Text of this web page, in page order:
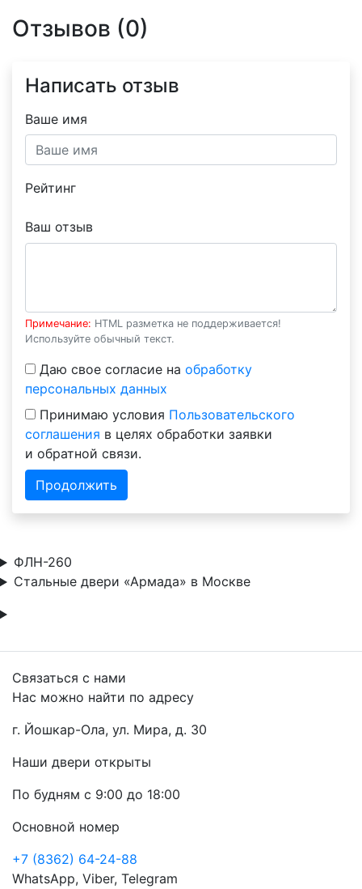
Отзывов (0)
Написать отзыв
Ваше имя
Рейтинг
Ваш отзыв
Примечание: HTML разметка не поддерживается!
Используйте обычный текст.
Даю свое согласие на обработку
персональных данных
Принимаю условия Пользовательского
соглашения в целях обработки заявки
и обратной связи.
Продолжить
ФЛН-260
Стальные двери «Армада» в Москве
Связаться с нами
Нас можно найти по адресу
г. Йошкар-Ола, ул. Мира, д. 30
Наши двери открыты
По будням с 9:00 до 18:00
Основной номер
+7 (8362) 64-24-88
WhatsApp, Viber, Telegram